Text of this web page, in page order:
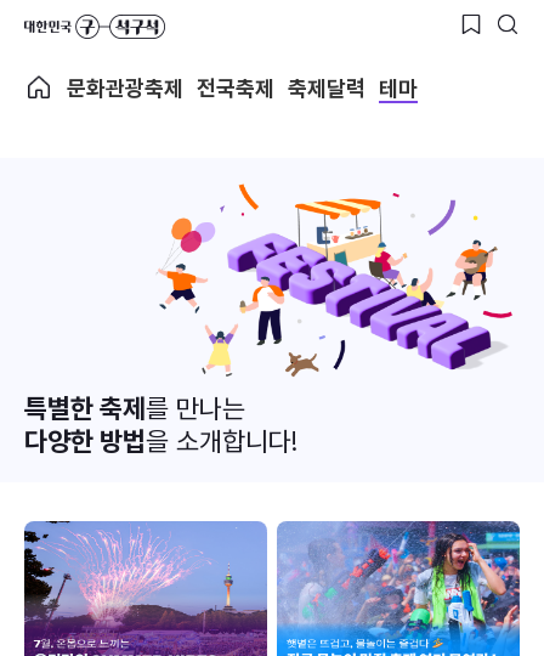
문화관광축제 전국축제 축제달력 테마
특별한 축제를 만나는
다양한 방법을 소개합니다!